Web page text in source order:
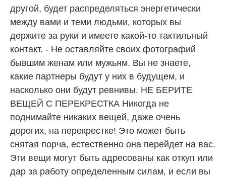
другой, будет распределяться энергетически
между вами и теми людьми, которых вы
держите за руки и имеете какой-то тактильный
контакт. - Не оставляйте своих фотографий
бывшим женам или мужьям. Вы не знаете,
какие партнеры будут у них в будущем, и
насколько они будут ревнивы. НЕ БЕРИТЕ
ВЕЩЕЙ С ПЕРЕКРЕСТКА Никогда не
поднимайте никаких вещей, даже очень
дорогих, на перекрестке! Это может быть
снятая порча, естественно она перейдет на вас.
Эти вещи могут быть адресованы как откуп или
дар за работу определенным силам, и если вы